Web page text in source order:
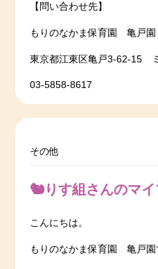
【問い合わせ先】
もりのなかま保育園 亀戸園
東京都江東区亀戸3-62-15
03-5858-8617
その他
🐿️りす組さんのマイ
こんにちは。
もりのなかま保育園 亀戸園